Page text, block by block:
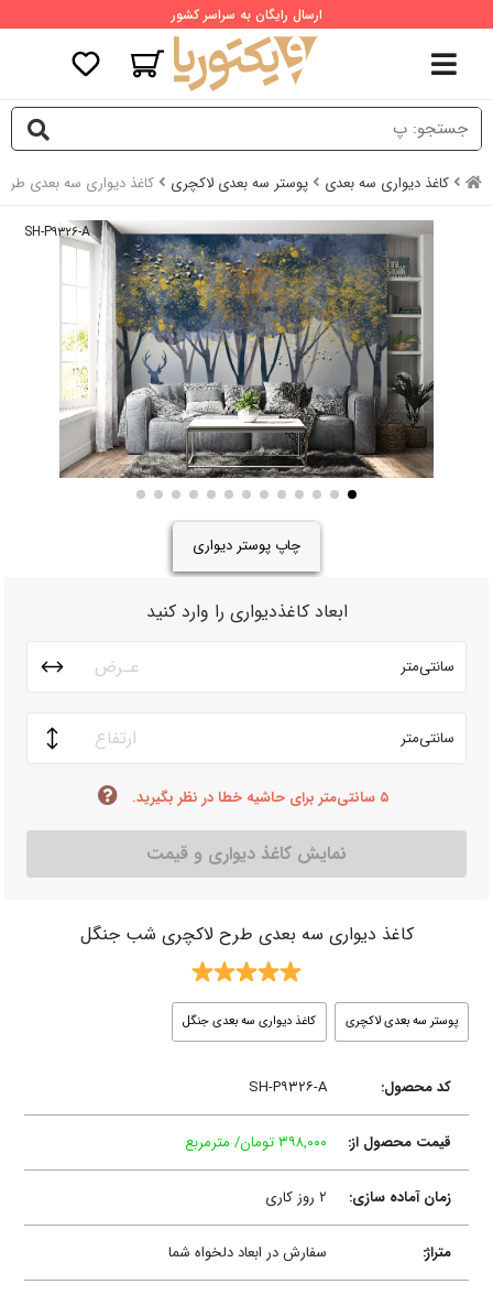
ارسال رایگان به سراسر کشور
کاغذ دیواری سه بعدی پوستر سه بعدی لاکچری کاغذ دیواری سه بعدی
SH-P۹۳۲۶-A
چاپ پوستر دیواری
ابعاد کاغذدیواری را وارد کنید
سانتی‌متر
سانتی‌متر
۵ سانتی‌متر برای حاشیه خطا در نظر بگیرید.
نمایش کاغذ دیواری و قیمت
کاغذ دیواری سه بعدی طرح لاکچری شب جنگل
پوستر سه بعدی لاکچری کاغذ دیواری سه بعدی جنگل
کد محصول: SH-P۹۳۲۶-A
قیمت محصول از: ۳۹۸,۰۰۰ تومان/ مترمربع
زمان آماده سازی: ۲ روز کاری
متراژ: سفارش در ابعاد دلخواه شما